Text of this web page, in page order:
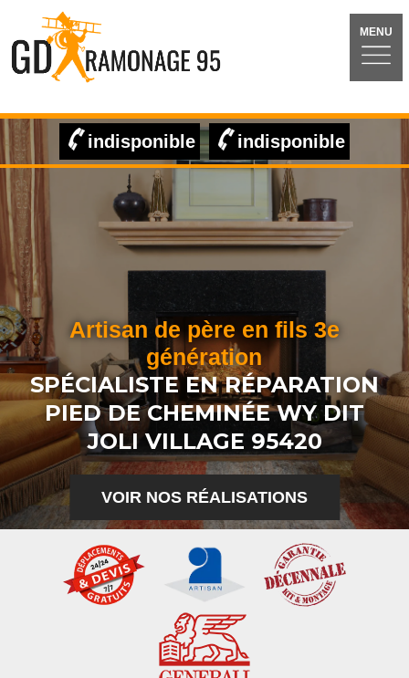
MENU
indisponible indisponible
Artisan de père en fils 3e
génération
SPÉCIALISTE EN RÉPARATION
PIED DE CHEMINÉE WY DIT
JOLI VILLAGE 95420
VOIR NOS RÉALISATIONS